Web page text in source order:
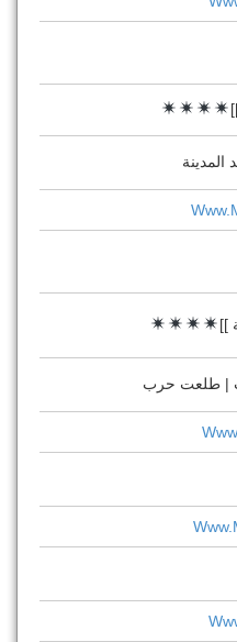
]]
| طلعت حرب